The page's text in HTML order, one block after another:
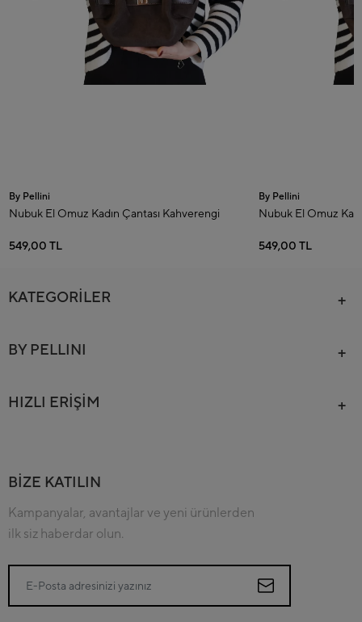
By Pellini
Nubuk El Omuz Kadın Çantası Kahverengi
549,00 TL
By Pellini
Nubuk El Omuz
549,00 TL
KATEGORİLER
BY PELLINI
HIZLI ERİŞİM
BİZE KATILIN
Kampanyalar, avantajlar ve yeni ürünlerden
ilk siz haberdar olun.